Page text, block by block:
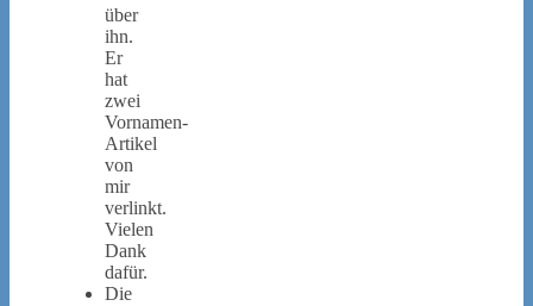
über
ihn.
Er
hat
zwei
Vornamen-
Artikel
von
mir
verlinkt.
Vielen
Dank
dafür.
Die